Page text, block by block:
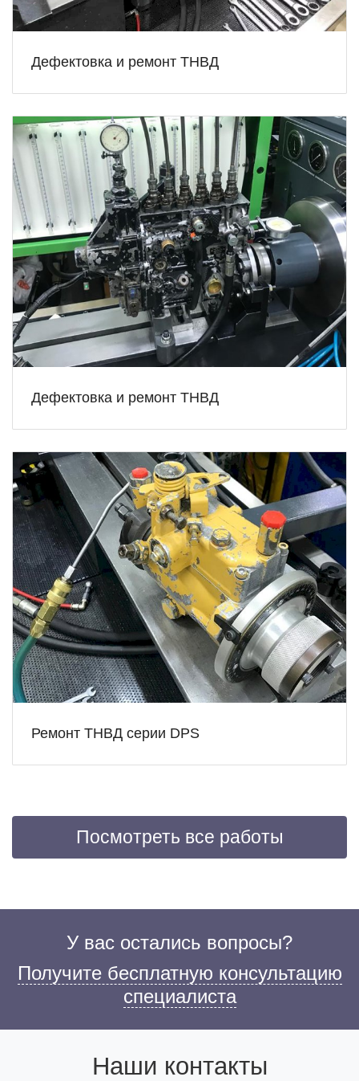
Дефектовка и ремонт ТНВД
Дефектовка и ремонт ТНВД
Ремонт ТНВД серии DPS
Посмотреть все работы
У вас остались вопросы?
Получите бесплатную консультацию
специалиста
Наши контакты